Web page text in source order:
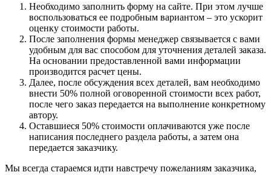
Необходимо заполнить форму на сайте. При этом лучше
воспользоваться ее подробным вариантом – это ускорит
оценку стоимости работы.
После заполнения формы менеджер связывается с вами
удобным для вас способом для уточнения деталей заказа.
На основании предоставленной вами информации
производится расчет цены.
Далее, после обсуждения всех деталей, вам необходимо
внести 50% полной оговоренной стоимости всех работ,
после чего заказ передается на выполнение конкретному
автору.
Оставшиеся 50% стоимости оплачиваются уже после
написания последнего раздела работы, а затем она
передается заказчику.
Мы всегда стараемся идти навстречу пожеланиям заказчика,